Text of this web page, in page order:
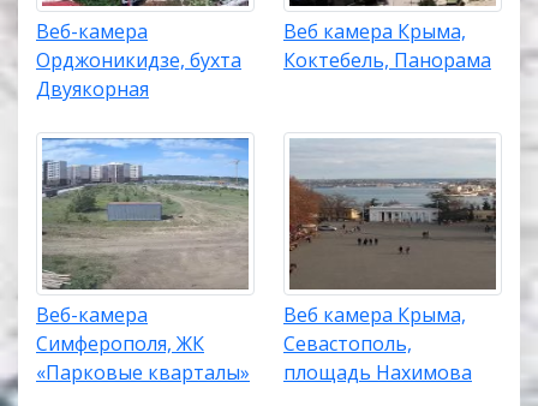
Веб-камера
Орджоникидзе, бухта
Двуякорная
Веб камера Крыма,
Коктебель, Панорама
Веб-камера
Симферополя, ЖК
«Парковые кварталы»
Веб камера Крыма,
Севастополь,
площадь Нахимова